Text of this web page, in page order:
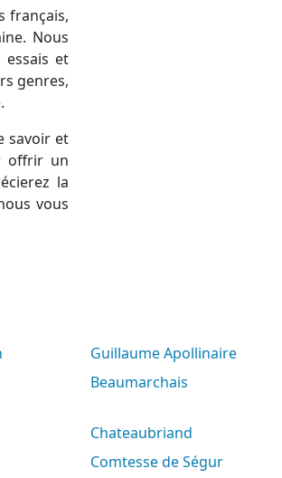
français,
Nous
essais et
genres,
savoir et
offrir un
la
vous
Guillaume Apollinaire
Beaumarchais
Chateaubriand
Comtesse de Ségur